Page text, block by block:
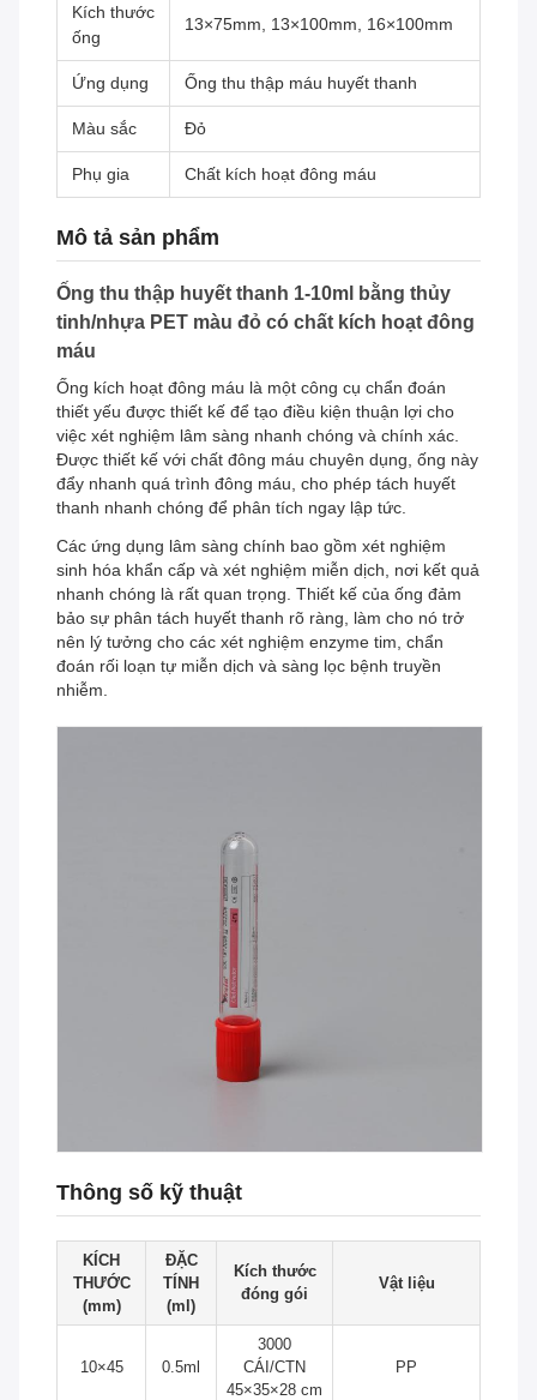
Kích thước
ống
13×75mm, 13×100mm, 16×100mm
Ứng dụng Ống thu thập máu huyết thanh
Màu sắc Đỏ
Phụ gia Chất kích hoạt đông máu
Mô tả sản phẩm
Ống thu thập huyết thanh 1-10ml bằng thủy
tinh/nhựa PET màu đỏ có chất kích hoạt đông
máu
Ống kích hoạt đông máu là một công cụ chẩn đoán
thiết yếu được thiết kế để tạo điều kiện thuận lợi cho
việc xét nghiệm lâm sàng nhanh chóng và chính xác.
Được thiết kế với chất đông máu chuyên dụng, ống này
đẩy nhanh quá trình đông máu, cho phép tách huyết
thanh nhanh chóng để phân tích ngay lập tức.
Các ứng dụng lâm sàng chính bao gồm xét nghiệm
sinh hóa khẩn cấp và xét nghiệm miễn dịch, nơi kết quả
nhanh chóng là rất quan trọng. Thiết kế của ống đảm
bảo sự phân tách huyết thanh rõ ràng, làm cho nó trở
nên lý tưởng cho các xét nghiệm enzyme tim, chẩn
đoán rối loạn tự miễn dịch và sàng lọc bệnh truyền
nhiễm.
Thông số kỹ thuật
KÍCH
THƯỚC
(mm)
ĐẶC
TÍNH
(ml)
Kích thước
đóng gói
Vật liệu
10×45 0.5ml
3000
CÁI/CTN
45×35×28 cm
PP